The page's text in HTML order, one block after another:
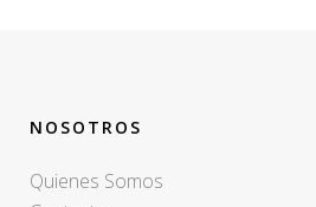
NOSOTROS
Quienes Somos